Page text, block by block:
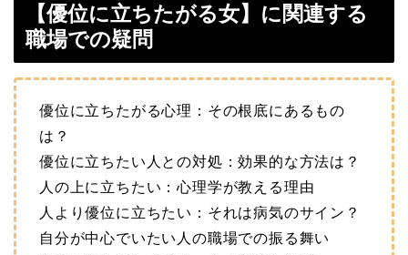
【優位に立ちたがる女】に関連する
職場での疑問
優位に立ちたがる心理：その根底にあるもの
は？
優位に立ちたい人との対処：効果的な方法は？
人の上に立ちたい：心理学が教える理由
人より優位に立ちたい：それは病気のサイン？
自分が中心でいたい人の職場での振る舞い